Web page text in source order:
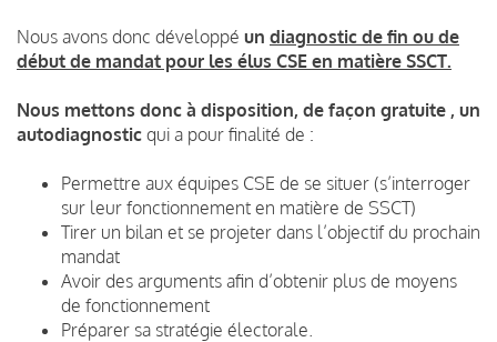
Nous avons donc développé un diagnostic de fin ou de
début de mandat pour les élus CSE en matière SSCT.
Nous mettons donc à disposition, de façon gratuite , un
autodiagnostic qui a pour finalité de :
Permettre aux équipes CSE de se situer (s’interroger
sur leur fonctionnement en matière de SSCT)
Tirer un bilan et se projeter dans l’objectif du prochain
mandat
Avoir des arguments afin d’obtenir plus de moyens
de fonctionnement
Préparer sa stratégie électorale.